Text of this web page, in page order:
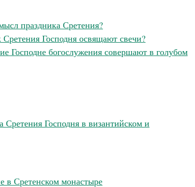
праздника Сретения?
Сретения Господня освящают свечи?
Господне богослужения совершают в голубом
Сретения Господня в византийском и
в Сретенском монастыре